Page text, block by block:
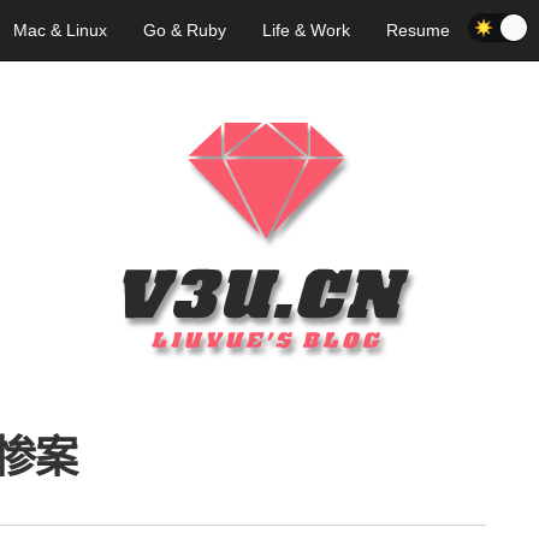
Mac & Linux Go & Ruby Life & Work Resume
案